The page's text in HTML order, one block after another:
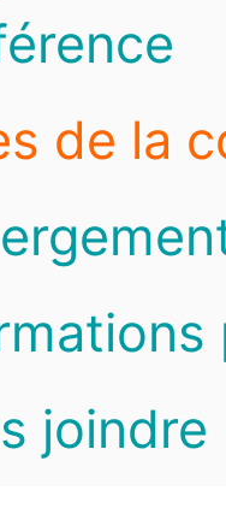
de la
joindre